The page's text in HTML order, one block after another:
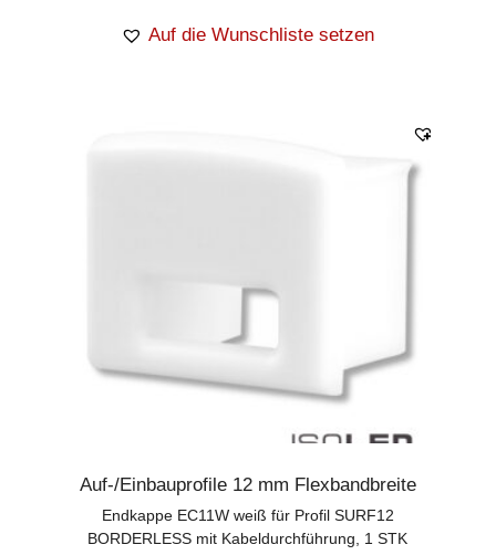
Auf die Wunschliste setzen
Auf-/Einbauprofile 12 mm Flexbandbreite
Endkappe EC11W weiß für Profil SURF12
BORDERLESS mit Kabeldurchführung, 1 STK